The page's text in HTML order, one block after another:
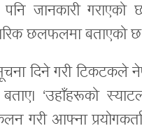
पनि जानकारी
छलफलमा बताएको
दिने गरी
‘उहाँहरूको
गरी आफ्ना